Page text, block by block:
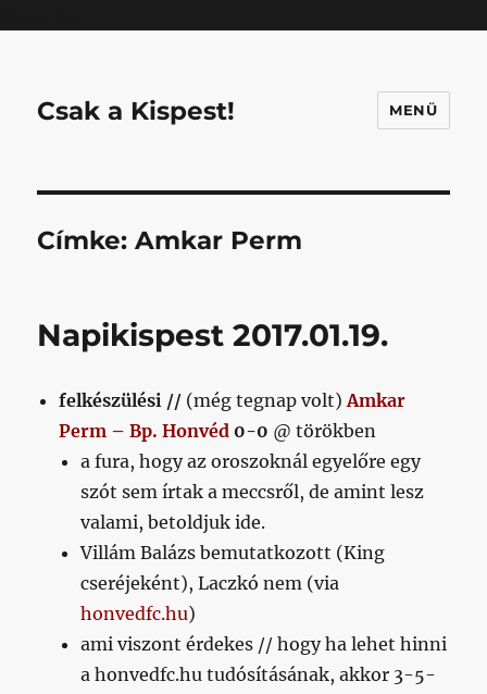
Csak a Kispest! MENÜ
Címke:Amkar Perm
Napikispest 2017.01.19.
felkészülési // (még tegnap volt)Amkar
Perm – Bp. Honvéd 0-0 @ törökben
a fura, hogy az oroszoknál egyelőre egy
szót sem írtak a meccsről, de amint lesz
valami, betoldjuk ide.
Villám Balázs bemutatkozott (King
cseréjeként), Laczkó nem (via
honvedfc.hu)
ami viszont érdekes // hogy ha lehet hinni
a honvedfc.hu tudósításának, akkor 3-5-